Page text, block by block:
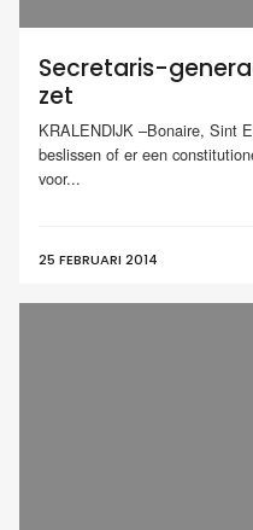
Secretaris-
zet
KRALENDIJK –Bonaire, Sint
beslissen of er een
voor...
25 FEBRUARI 2014